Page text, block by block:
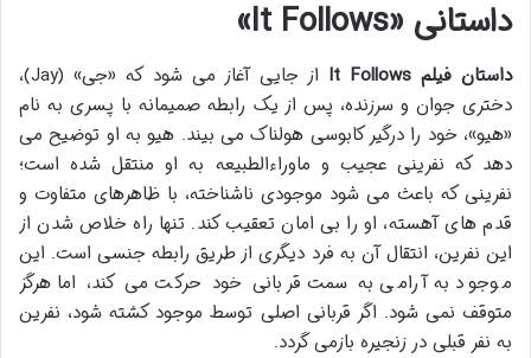
داستانی «It Follows»
داستان فیلم It Follows
از جایی آغاز می شود که «جی» (Jay)،
دختری جوان و سرزنده، پس از یک رابطه صمیمانه با پسری به نام
«هیو»، خود را درگیر کابوسی هولناک می بیند. هیو به او توضیح می
دهد که نفرینی عجیب و ماوراءالطبیعه به او منتقل شده است؛
نفرینی که باعث می شود موجودی ناشناخته، با ظاهرهای متفاوت و
قدم های آهسته، او را بی امان تعقیب کند. تنها راه خلاص شدن از
این نفرین، انتقال آن به فرد دیگری از طریق رابطه جنسی است. این
موجود به آرامی به سمت قربانی خود حرکت می کند، اما هرگز
متوقف نمی شود. اگر قربانی اصلی توسط موجود کشته شود، نفرین
به نفر قبلی در زنجیره بازمی گردد.